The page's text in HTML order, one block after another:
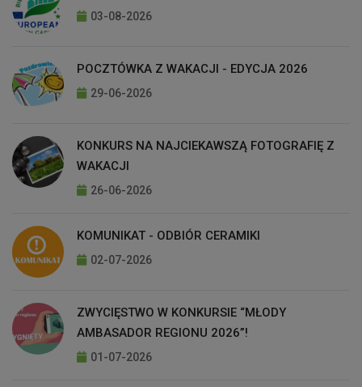
03-08-2026
POCZTÓWKA Z WAKACJI - EDYCJA 2026
29-06-2026
KONKURS NA NAJCIEKAWSZĄ FOTOGRAFIĘ Z
WAKACJI
26-06-2026
KOMUNIKAT - ODBIÓR CERAMIKI
02-07-2026
ZWYCIĘSTWO W KONKURSIE “MŁODY
AMBASADOR REGIONU 2026”!
01-07-2026